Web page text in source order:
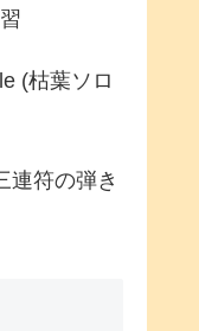
(枯葉ソロ
連符の弾き